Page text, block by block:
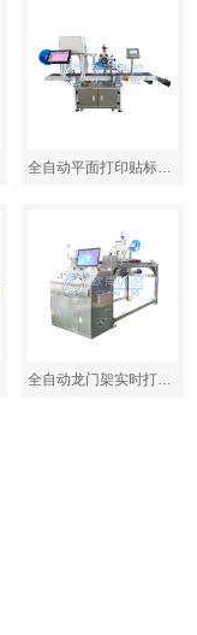
全自动平面打印贴标机…
全自动龙门架实时打印…